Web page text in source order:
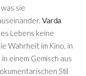
sie
Varda
Lebens keine
Wahrheit im Kino, in
einem Gemisch aus
Stil